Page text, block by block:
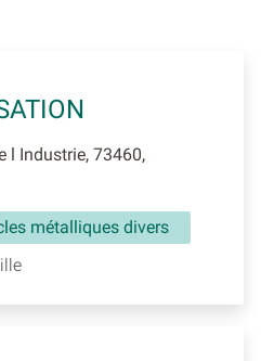
l Industrie, 73460,
métalliques divers